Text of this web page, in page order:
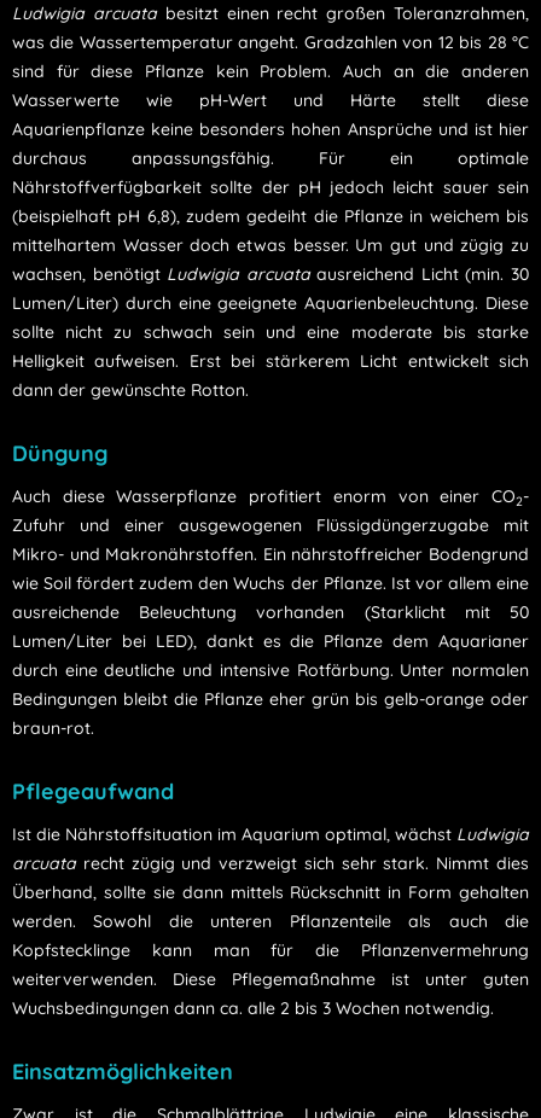
Ludwigia arcuatabesitzt einen recht großen Toleranzrahmen,
was die Wassertemperatur angeht. Gradzahlen von 12 bis 28 °C
sind für diese Pflanze kein Problem. Auch an die anderen
Wasserwerte wie pH-Wert und Härte stellt diese
Aquarienpflanze keine besonders hohen Ansprüche und ist hier
durchaus anpassungsfähig. Für ein optimale
Nährstoffverfügbarkeit sollte der pH jedoch leicht sauer sein
(beispielhaft pH 6,8), zudem gedeiht die Pflanze in weichem bis
mittelhartem Wasser doch etwas besser. Um gut und zügig zu
wachsen, benötigt Ludwigia arcuataausreichend Licht (min. 30
Lumen/Liter) durch eine geeignete Aquarienbeleuchtung. Diese
sollte nicht zu schwach sein und eine moderate bis starke
Helligkeit aufweisen. Erst bei stärkerem Licht entwickelt sich
dann der gewünschte Rotton.
Düngung
Auch diese Wasserpflanze profitiert enorm von einer CO2-
Zufuhr und einer ausgewogenen Flüssigdüngerzugabe mit
Mikro- und Makronährstoffen. Ein nährstoffreicher Bodengrund
wie Soil fördert zudem den Wuchs der Pflanze. Ist vor allem eine
ausreichende Beleuchtung vorhanden (Starklicht mit 50
Lumen/Liter bei LED), dankt es die Pflanze dem Aquarianer
durch eine deutliche und intensive Rotfärbung. Unter normalen
Bedingungen bleibt die Pflanze eher grün bis gelb-orange oder
braun-rot.
Pflegeaufwand
Ist die Nährstoffsituation im Aquarium optimal, wächst Ludwigia
arcuatarecht zügig und verzweigt sich sehr stark. Nimmt dies
Überhand, sollte sie dann mittels Rückschnitt in Form gehalten
werden. Sowohl die unteren Pflanzenteile als auch die
Kopfstecklinge kann man für die Pflanzenvermehrung
weiterverwenden. Diese Pflegemaßnahme ist unter guten
Wuchsbedingungen dann ca. alle 2 bis 3 Wochen notwendig.
Einsatzmöglichkeiten